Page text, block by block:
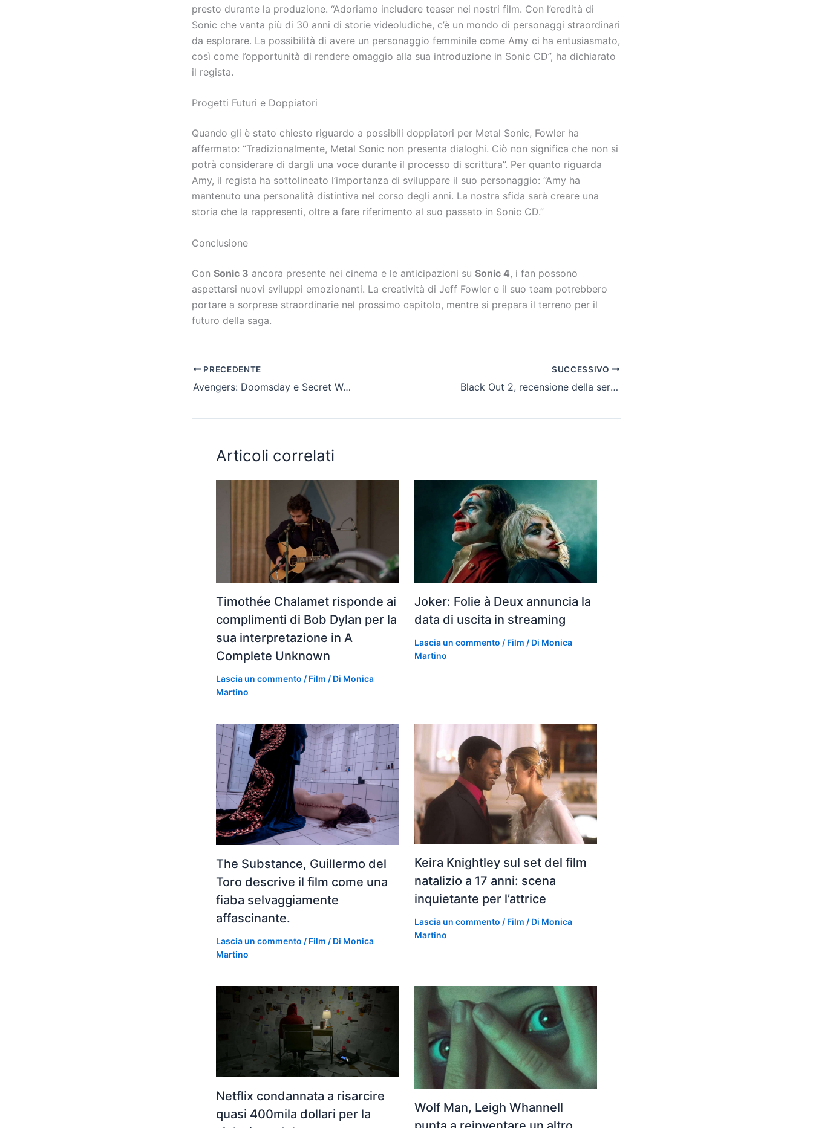
presto durante la produzione. “Adoriamo includere teaser nei nostri film. Con l’eredità di
Sonic che vanta più di 30 anni di storie videoludiche, c’è un mondo di personaggi straordinari
da esplorare. La possibilità di avere un personaggio femminile come Amy ci ha entusiasmato,
così come l’opportunità di rendere omaggio alla sua introduzione in Sonic CD”, ha dichiarato
il regista.
Progetti Futuri e Doppiatori
Quando gli è stato chiesto riguardo a possibili doppiatori per Metal Sonic, Fowler ha
affermato: “Tradizionalmente, Metal Sonic non presenta dialoghi. Ciò non significa che non si
potrà considerare di dargli una voce durante il processo di scrittura”. Per quanto riguarda
Amy, il regista ha sottolineato l’importanza di sviluppare il suo personaggio: “Amy ha
mantenuto una personalità distintiva nel corso degli anni. La nostra sfida sarà creare una
storia che la rappresenti, oltre a fare riferimento al suo passato in Sonic CD.”
Conclusione
Con Sonic 3 ancora presente nei cinema e le anticipazioni su Sonic 4, i fan possono
aspettarsi nuovi sviluppi emozionanti. La creatività di Jeff Fowler e il suo team potrebbero
portare a sorprese straordinarie nel prossimo capitolo, mentre si prepara il terreno per il
futuro della saga.
PRECEDENTE
Avengers: Doomsday e Secret Wars, i protagonisti che si scontreranno con il Dottor Destino nei prossimi film. [SPOILER]
SUCCESSIVO
Black Out 2, recensione della serie Rai con Alessandro Preziosi
Articoli correlati
Timothée Chalamet risponde ai
complimenti di Bob Dylan per la
sua interpretazione in A
Complete Unknown
Lascia un commento / Film / Di Monica
Martino
Joker: Folie à Deux annuncia la
data di uscita in streaming
Lascia un commento / Film / Di Monica
Martino
The Substance, Guillermo del
Toro descrive il film come una
fiaba selvaggiamente
affascinante.
Lascia un commento / Film / Di Monica
Martino
Keira Knightley sul set del film
natalizio a 17 anni: scena
inquietante per l’attrice
Lascia un commento / Film / Di Monica
Martino
Netflix condannata a risarcire
quasi 400mila dollari per la
Wolf Man, Leigh Whannell